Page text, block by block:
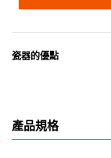
瓷器的優點
• 耐熱性極佳，適用
• 可用於洗碗機。
產品規格